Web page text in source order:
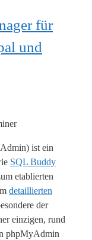
für
und
ist ein
SQL Buddy
etablierten
detaillierten
der
einzigen, rund
phpMyAdmin